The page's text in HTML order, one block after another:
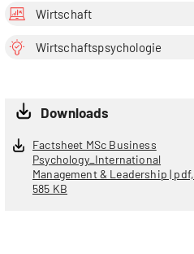
Wirtschaft
Wirtschaftspsychologie
Downloads
Factsheet MSc Business
Psychology_International
Management & Leadership | pdf,
585 KB